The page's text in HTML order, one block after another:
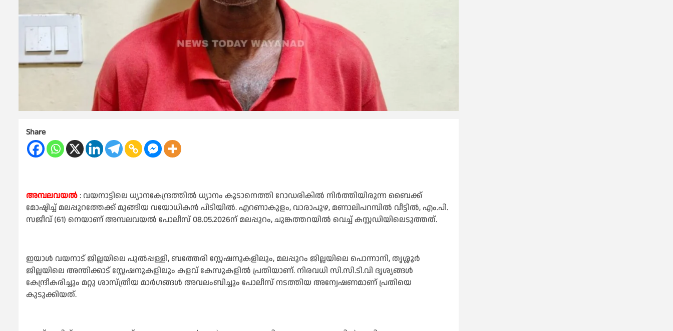
Share
അമ്പലവയൽ: വയനാട്ടിലെ ധ്യാനകേന്ദ്രത്തിൽ ധ്യാനം കൂടാനെത്തി റോഡരികിൽ നിർത്തിയിരുന്ന ബൈക്ക്
മോഷ്ടിച്ച് മലപ്പുറത്തേക്ക് മുങ്ങിയ വയോധികൻ പിടിയിൽ. എറണാകുളം, വാരാപുഴ, മണാലിപറമ്പിൽ വീട്ടിൽ, എം.പി.
സജീവ് (61) നെയാണ് അമ്പലവയൽ പോലീസ് 08.05.2026ന് മലപ്പുറം, ചുങ്കത്തറയിൽ വെച്ച് കസ്റ്റഡിയിലെടുത്തത്.
ഇയാൾ വയനാട് ജില്ലയിലെ പുൽപ്പള്ളി, ബത്തേരി സ്റ്റേഷനുകളിലും, മലപ്പുറം ജില്ലയിലെ പൊന്നാനി, തൃശ്ശൂർ
ജില്ലയിലെ അന്തിക്കാട് സ്റ്റേഷനുകളിലും കളവ് കേസുകളിൽ പ്രതിയാണ്. നിരവധി സി.സി.ടി.വി ദൃശ്യങ്ങൾ
കേന്ദ്രീകരിച്ചും മറ്റു ശാസ്ത്രീയ മാർഗങ്ങൾ അവലംബിച്ചും പോലീസ് നടത്തിയ അന്വേഷണമാണ് പ്രതിയെ
കുടുക്കിയത്.